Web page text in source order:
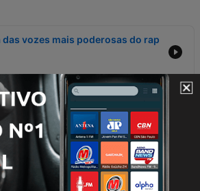
das vozes mais poderosas do rap
a história da cultura em BH
encontro com baleias e
de aventura: Conheça o
Fernando Nazário